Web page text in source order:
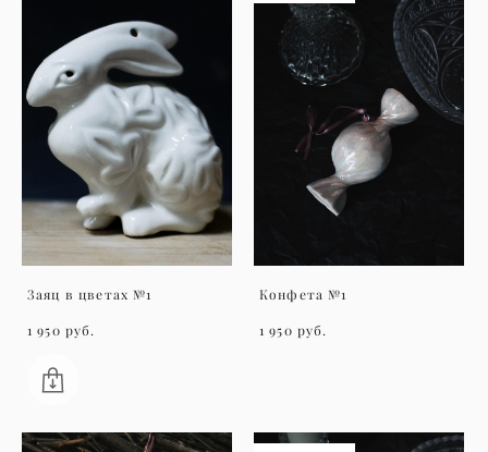
Заяц в цветах №1
1 950 pуб.
Конфета №1
1 950 pуб.